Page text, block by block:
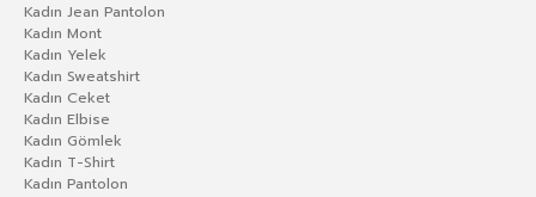
Kadın Jean Pantolon
Kadın Mont
Kadın Yelek
Kadın Sweatshirt
Kadın Ceket
Kadın Elbise
Kadın Gömlek
Kadın T-Shirt
Kadın Pantolon